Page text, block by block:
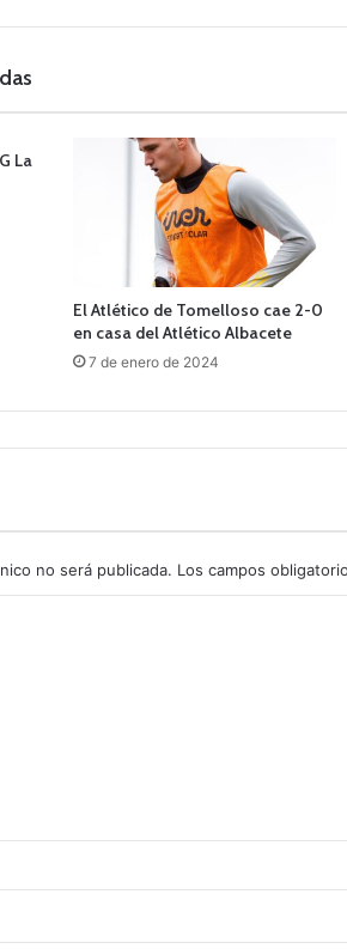
La
El Atlético de Tomelloso cae 2-0
en casa del Atlético Albacete
7 de enero de 2024
no será publicada. Los campos